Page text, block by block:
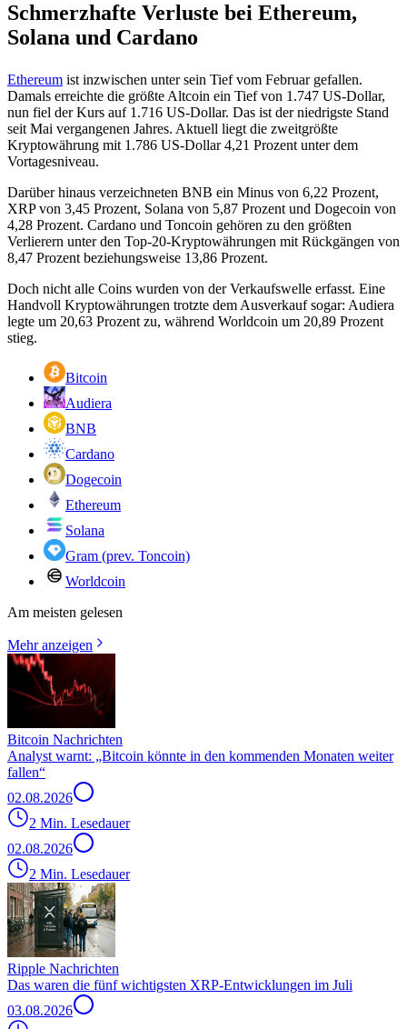
Schmerzhafte Verluste bei Ethereum,
Solana und Cardano
Ethereum ist inzwischen unter sein Tief vom Februar gefallen.
Damals erreichte die größte Altcoin ein Tief von 1.747 US-Dollar,
nun fiel der Kurs auf 1.716 US-Dollar. Das ist der niedrigste Stand
seit Mai vergangenen Jahres. Aktuell liegt die zweitgrößte
Kryptowährung mit 1.786 US-Dollar 4,21 Prozent unter dem
Vortagesniveau.
Darüber hinaus verzeichneten BNB ein Minus von 6,22 Prozent,
XRP von 3,45 Prozent, Solana von 5,87 Prozent und Dogecoin von
4,28 Prozent. Cardano und Toncoin gehören zu den größten
Verlierern unter den Top-20-Kryptowährungen mit Rückgängen von
8,47 Prozent beziehungsweise 13,86 Prozent.
Doch nicht alle Coins wurden von der Verkaufswelle erfasst. Eine
Handvoll Kryptowährungen trotzte dem Ausverkauf sogar: Audiera
legte um 20,63 Prozent zu, während Worldcoin um 20,89 Prozent
stieg.
Bitcoin
Audiera
BNB
Cardano
Dogecoin
Ethereum
Solana
Gram (prev. Toncoin)
Worldcoin
Am meisten gelesen
Mehr anzeigen
Bitcoin Nachrichten
Analyst warnt: „Bitcoin könnte in den kommenden Monaten weiter
fallen“
02.08.2026
2 Min. Lesedauer
02.08.2026
2 Min. Lesedauer
Ripple Nachrichten
Das waren die fünf wichtigsten XRP-Entwicklungen im Juli
03.08.2026